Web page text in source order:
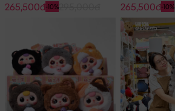
-10%
265,500đ -10%
265,500đ